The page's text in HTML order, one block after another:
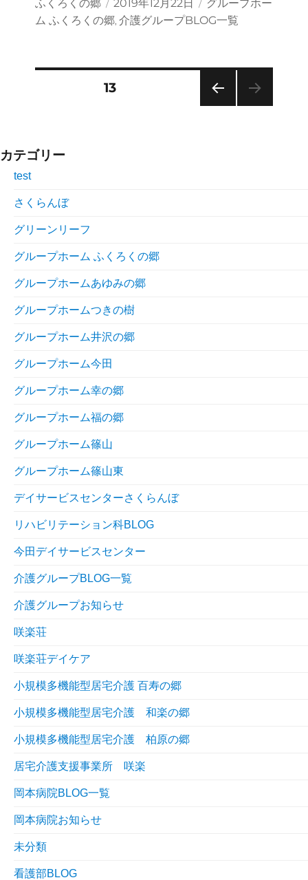
稿
ふくろくの郷
稿
日:
2019年12月22日
テ
グループホー
ム ふくろくの郷,介護グループBLOG一覧
ゲ
シ
ン
固定ページ13
カテゴリー
test
さくらんぼ
グリーンリーフ
グループホーム ふくろくの郷
グループホームあゆみの郷
グループホームつきの樹
グループホーム井沢の郷
グループホーム今田
グループホーム幸の郷
グループホーム福の郷
グループホーム篠山
グループホーム篠山東
デイサービスセンターさくらんぼ
リハビリテーション科BLOG
今田デイサービスセンター
介護グループBLOG一覧
介護グループお知らせ
咲楽荘
咲楽荘デイケア
小規模多機能型居宅介護 百寿の郷
小規模多機能型居宅介護 和楽の郷
小規模多機能型居宅介護 柏原の郷
居宅介護支援事業所 咲楽
岡本病院BLOG一覧
岡本病院お知らせ
未分類
看護部BLOG